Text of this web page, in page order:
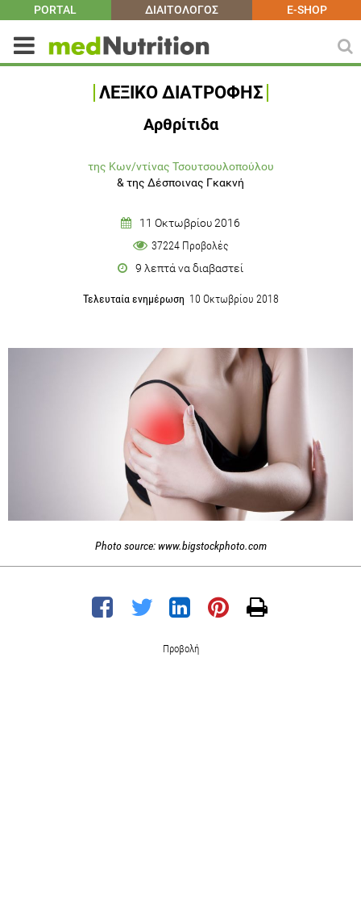
PORTAL ΔΙΑΙΤΟΛΟΓΟΣ E-SHOP
ΛΕΞΙΚΟ ΔΙΑΤΡΟΦΗΣ
Αρθρίτιδα
της Κων/ντίνας Τσουτσουλοπούλου
& της Δέσποινας Γκακνή
11 Οκτωβρίου 2016
37224 Προβολές
9 λεπτά να διαβαστεί
Τελευταία ενημέρωση 10 Οκτωβρίου 2018
Photo source: www.bigstockphoto.com
Προβολή